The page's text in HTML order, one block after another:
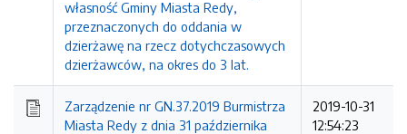
własność Gminy Miasta Redy,
przeznaczonych do oddania w
dzierżawę na rzecz dotychczasowych
dzierżawców, na okres do 3 lat.
Zarządzenie nr GN.37.2019 Burmistrza
Miasta Redy z dnia 31 października
2019-10-31
12:54:23